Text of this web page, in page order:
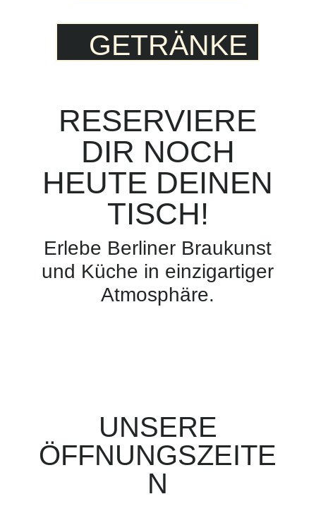
GETRÄNKE
RESERVIERE
DIR NOCH
HEUTE DEINEN
TISCH!
Erlebe Berliner Braukunst
und Küche in einzigartiger
Atmosphäre.
UNSERE
ÖFFNUNGSZEITE
N